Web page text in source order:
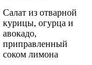
Салат из отварной
курицы, огурца и
авокадо,
приправленный
соком лимона